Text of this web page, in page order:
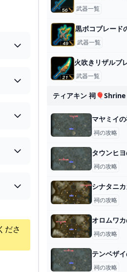
ださ
武器一覧
黒ボコブレード
武器一覧
武器一覧
ティアキン 祠🎈shrine
祠の攻略
祠の攻略
祠の攻略
祠の攻略
祠の攻略